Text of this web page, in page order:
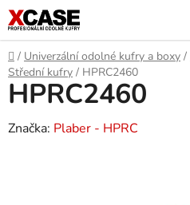
Přejít
na
obsah
Domů
/ Univerzální odolné kufry a boxy /
Střední kufry / HPRC2460
HPRC2460
Značka: Plaber - HPRC